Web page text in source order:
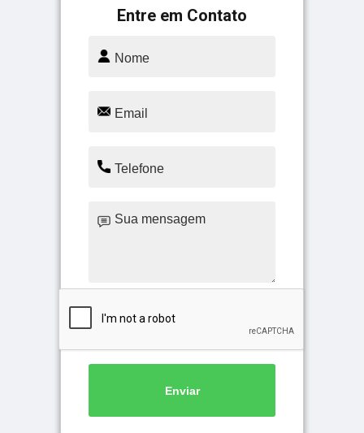
Entre em Contato
Enviar